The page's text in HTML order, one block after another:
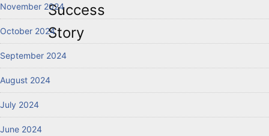
Success
Story
November 2024
October 2024
September 2024
August 2024
July 2024
June 2024